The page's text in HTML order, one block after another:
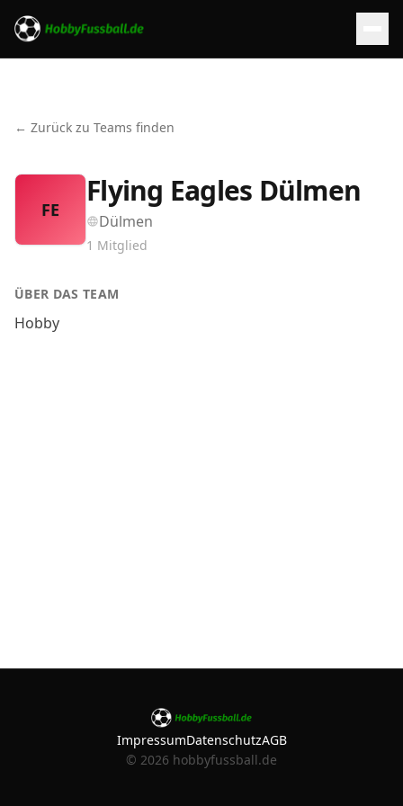
← Zurück zu Teams finden
FE
Flying Eagles Dülmen
Dülmen
1 Mitglied
ÜBER DAS TEAM
Hobby
ImpressumDatenschutzAGB
© 2026 hobbyfussball.de